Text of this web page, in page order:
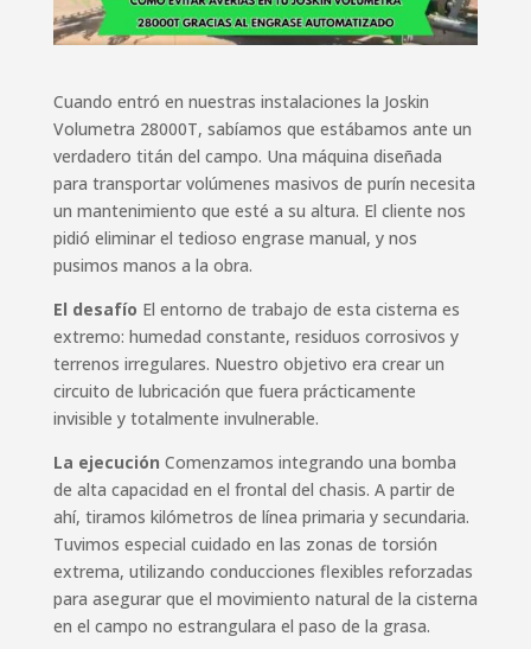
Cuando entró en nuestras instalaciones la Joskin
Volumetra 28000T, sabíamos que estábamos ante un
verdadero titán del campo. Una máquina diseñada
para transportar volúmenes masivos de purín necesita
un mantenimiento que esté a su altura. El cliente nos
pidió eliminar el tedioso engrase manual, y nos
pusimos manos a la obra.
El desafío El entorno de trabajo de esta cisterna es
extremo: humedad constante, residuos corrosivos y
terrenos irregulares. Nuestro objetivo era crear un
circuito de lubricación que fuera prácticamente
invisible y totalmente invulnerable.
La ejecución Comenzamos integrando una bomba
de alta capacidad en el frontal del chasis. A partir de
ahí, tiramos kilómetros de línea primaria y secundaria.
Tuvimos especial cuidado en las zonas de torsión
extrema, utilizando conducciones flexibles reforzadas
para asegurar que el movimiento natural de la cisterna
en el campo no estrangulara el paso de la grasa.